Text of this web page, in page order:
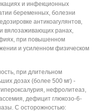
и инфекционных
беременных, болезни
антикоагулянтов,
вялозаживающих ранах,
при повышенном
и усиленном физическом
при длительном
дозах (более 500 мг) -
нефролитеаз,
дефицит глюкозо-6-
С осторожностью: